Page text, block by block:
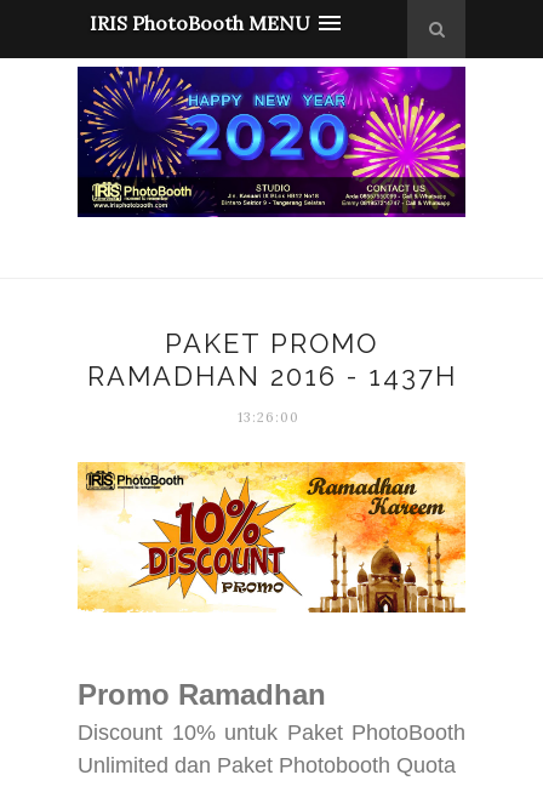
IRIS PhotoBooth MENU
PAKET PROMO
RAMADHAN 2016 - 1437H
13:26:00
Promo Ramadhan
Discount 10% untuk Paket PhotoBooth
Unlimited dan Paket Photobooth Quota